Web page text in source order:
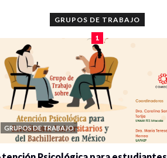
GRUPOS DE TRABAJO
1
GRUPOS DE TRABAJO